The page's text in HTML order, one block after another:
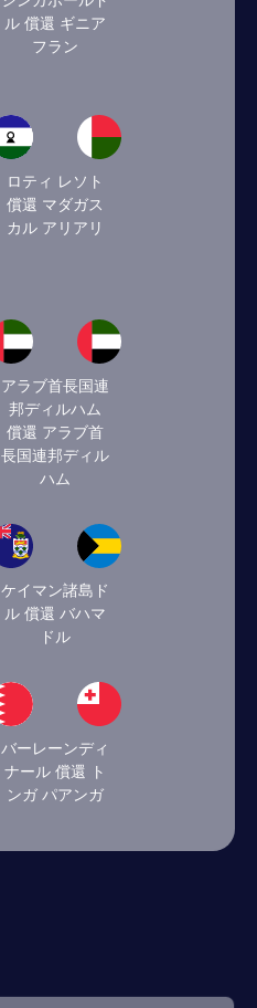
ル 償還 ギニア
フラン
ロティ レソト
償還 マダガス
カル アリアリ
アラブ首長国連
邦ディルハム
償還 アラブ首
長国連邦ディル
ハム
ケイマン諸島ド
ル 償還 バハマ
ドル
バーレーンディ
ナール 償還 ト
ンガ パアンガ